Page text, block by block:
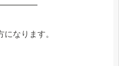
なります。